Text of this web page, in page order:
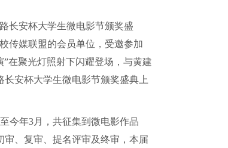
长安杯大学生微电影节颁奖盛
传媒联盟的会员单位，受邀参加
在聚光灯照射下闪耀登场，与黄建
安杯大学生微电影节颁奖盛典上
今年3月，共征集到微电影作品
、复审、提名评审及终审，本届